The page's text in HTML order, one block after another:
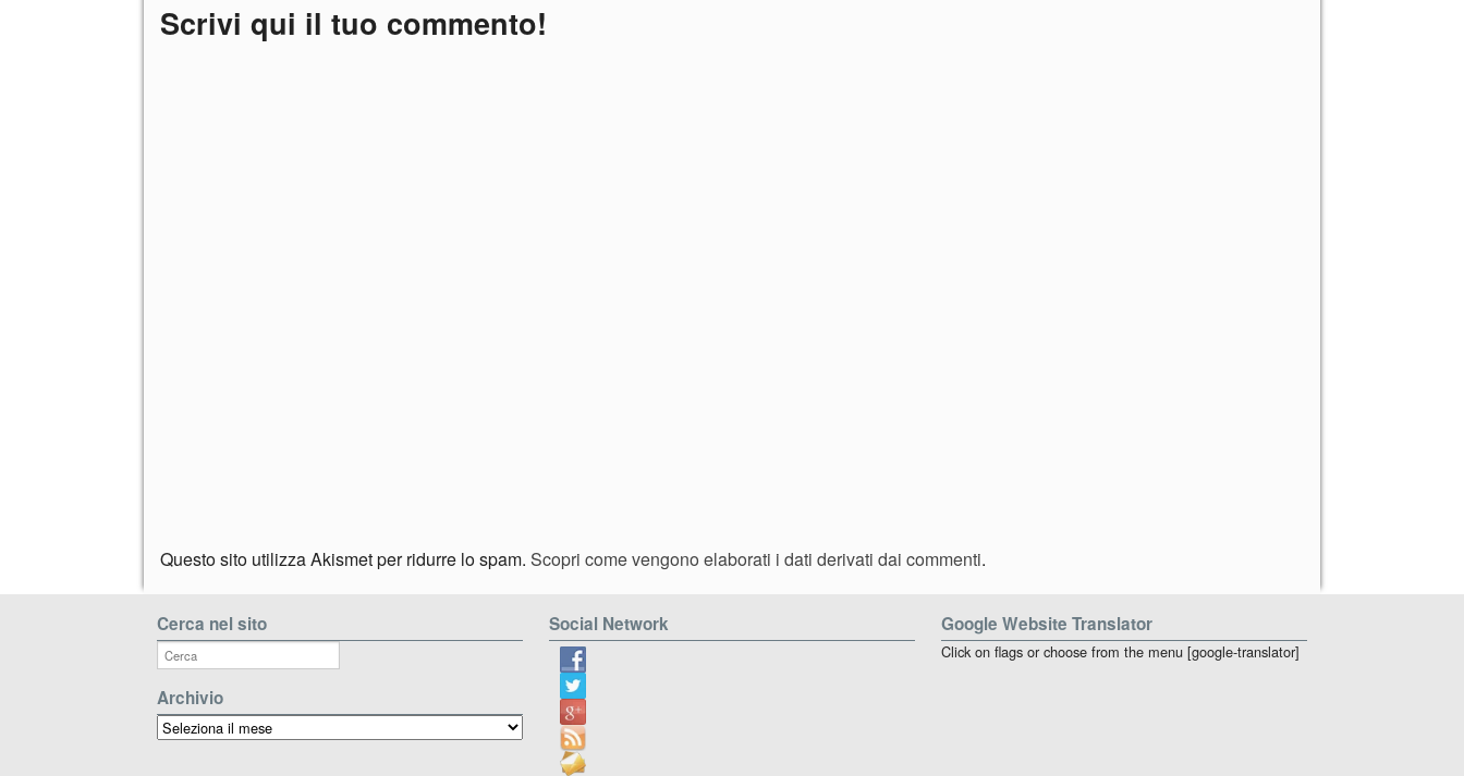
Scrivi qui il tuo commento!
Questo sito utilizza Akismet per ridurre lo spam. Scopri come vengono elaborati i dati derivati dai commenti.
Cerca nel sito
Archivio
Archivio
Social Network Google Website Translator
Click on flags or choose from the menu [google-translator]